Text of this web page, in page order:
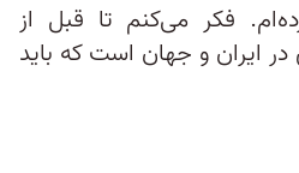
فکر می‌کنم تا قبل از
ایران و جهان است که باید